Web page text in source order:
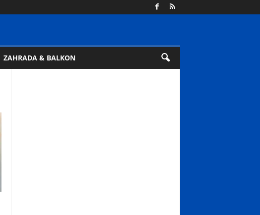
ZAHRADA & BALKON